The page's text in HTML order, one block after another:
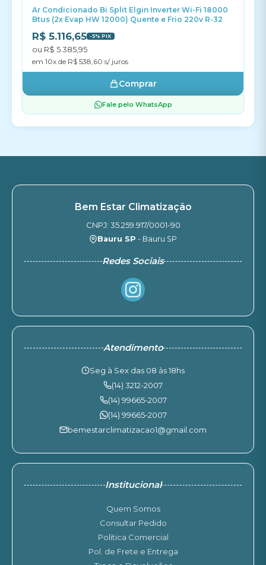
Ar Condicionado Bi Split Elgin Inverter Wi-Fi 18000
Btus (2x Evap HW 12000) Quente e Frio 220v R-32
R$ 5.116,65 -5% PIX
ou R$ 5.385,95
em 10x de R$ 538,60 s/ juros
Comprar
Fale pelo WhatsApp
Bem Estar Climatização
CNPJ: 35.259.917/0001-90
Bauru SP - Bauru SP
Redes Sociais
Atendimento
Seg à Sex das 08 às 18hs
(14) 3212-2007
(14) 99665-2007
(14) 99665-2007
bemestarclimatizacao1@gmail.com
Institucional
Quem Somos
Consultar Pedido
Política Comercial
Pol. de Frete e Entrega